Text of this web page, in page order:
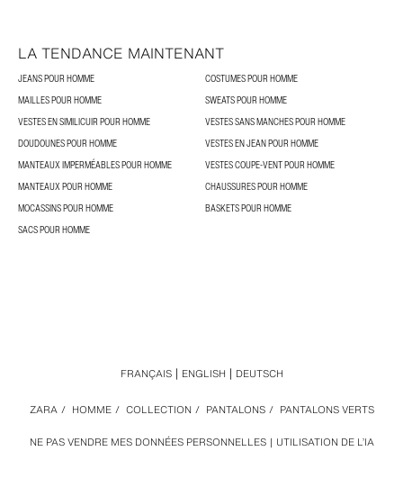
LA TENDANCE MAINTENANT
JEANS POUR HOMME
COSTUMES POUR HOMME
MAILLES POUR HOMME
SWEATS POUR HOMME
VESTES EN SIMILICUIR POUR HOMME
VESTES SANS MANCHES POUR HOMME
DOUDOUNES POUR HOMME
VESTES EN JEAN POUR HOMME
MANTEAUX IMPERMÉABLES POUR HOMME
VESTES COUPE-VENT POUR HOMME
MANTEAUX POUR HOMME
CHAUSSURES POUR HOMME
MOCASSINS POUR HOMME
BASKETS POUR HOMME
SACS POUR HOMME
NE PAS VENDRE MES DONNÉES PERSONNELLES UTILISATION DE L’IA
ZARA / HOMME / COLLECTION / PANTALONS / PANTALONS VERTS
FRANÇAIS ENGLISH DEUTSCH